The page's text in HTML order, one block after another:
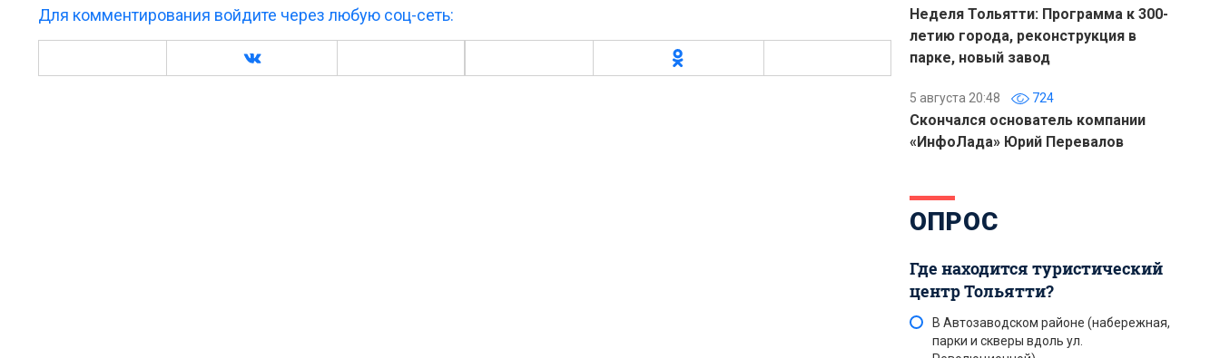
Для комментирования войдите через любую соц-сеть:
Неделя Тольятти: Программа к 300-
летию города, реконструкция в
парке, новый завод
5 августа 20:48 724
Скончался основатель компании
«ИнфоЛада» Юрий Перевалов
ОПРОС
Где находится туристический
центр Тольятти?
В Автозаводском районе (набережная,
парки и скверы вдоль ул.